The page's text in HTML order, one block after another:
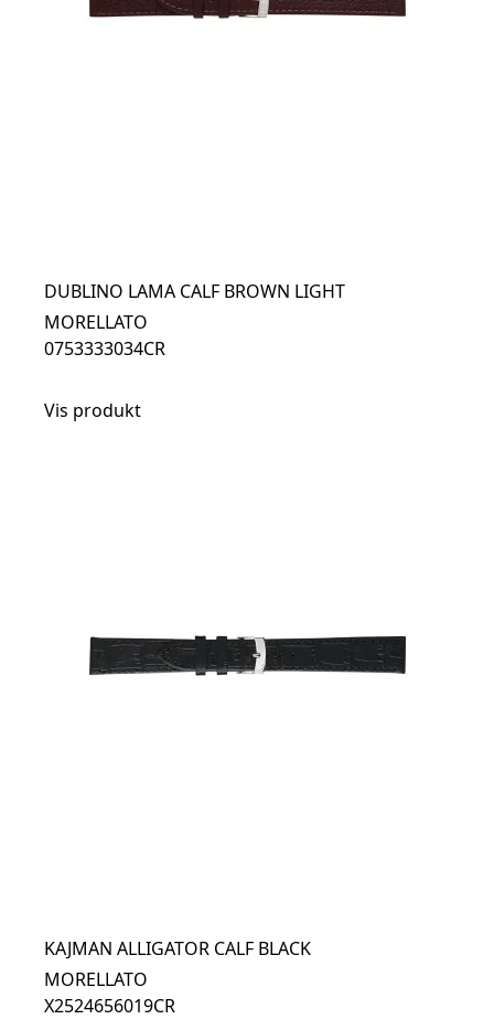
DUBLINO LAMA CALF BROWN LIGHT
MORELLATO
0753333034CR
Vis produkt
KAJMAN ALLIGATOR CALF BLACK
MORELLATO
X2524656019CR